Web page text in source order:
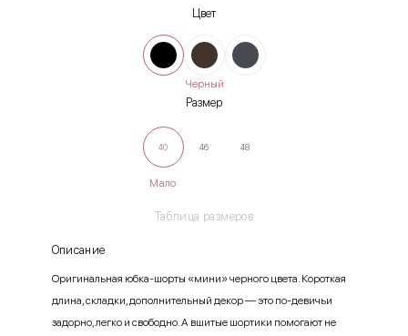
Цвет
Черный
Размер
Таблица размеров
40
Мало
46 48
Описание
Оригинальная юбка-шорты «мини» черного цвета. Короткая
длина, складки, дополнительный декор — это по-девичьи
задорно, легко и свободно. А вшитые шортики помогают не